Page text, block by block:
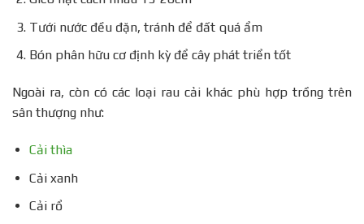
Tưới nước đều đặn, tránh để đất quá ẩm
Bón phân hữu cơ định kỳ để cây phát triển tốt
Ngoài ra, còn có các loại rau cải khác phù hợp trồng trên
sân thượng như:
Cải thìa
Cải xanh
Cải rổ